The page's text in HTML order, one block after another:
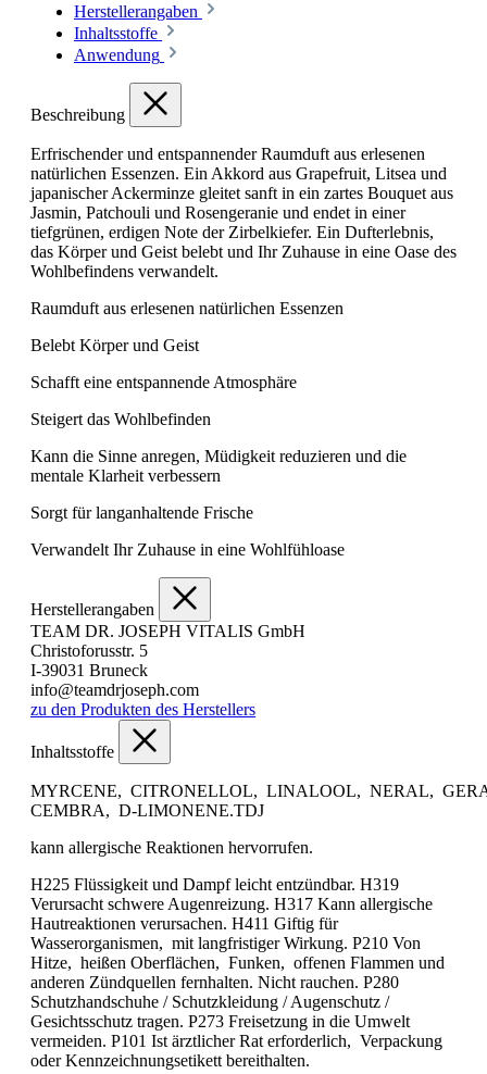
Herstellerangaben
Inhaltsstoffe
Anwendung
Beschreibung
Erfrischender und entspannender Raumduft aus erlesenen
natürlichen Essenzen. Ein Akkord aus Grapefruit, Litsea und
japanischer Ackerminze gleitet sanft in ein zartes Bouquet aus
Jasmin, Patchouli und Rosengeranie und endet in einer
tiefgrünen, erdigen Note der Zirbelkiefer. Ein Dufterlebnis,
das Körper und Geist belebt und Ihr Zuhause in eine Oase des
Wohlbefindens verwandelt.
Raumduft aus erlesenen natürlichen Essenzen
Belebt Körper und Geist
Schafft eine entspannende Atmosphäre
Steigert das Wohlbefinden
Kann die Sinne anregen, Müdigkeit reduzieren und die
mentale Klarheit verbessern
Sorgt für langanhaltende Frische
Verwandelt Ihr Zuhause in eine Wohlfühloase
Herstellerangaben
TEAM DR. JOSEPH VITALIS GmbH
Christoforusstr. 5
I-39031 Bruneck
info@teamdrjoseph.com
zu den Produkten des Herstellers
Inhaltsstoffe
MYRCENE, CITRONELLOL, LINALOOL, NERAL,
CEMBRA, D-LIMONENE.TDJ
kann allergische Reaktionen hervorrufen.
H225 Flüssigkeit und Dampf leicht entzündbar. H319
Verursacht schwere Augenreizung. H317 Kann allergische
Hautreaktionen verursachen. H411 Giftig für
Wasserorganismen, mit langfristiger Wirkung. P210 Von
Hitze, heißen Oberflächen, Funken, offenen Flammen und
anderen Zündquellen fernhalten. Nicht rauchen. P280
Schutzhandschuhe / Schutzkleidung / Augenschutz /
Gesichtsschutz tragen. P273 Freisetzung in die Umwelt
vermeiden. P101 Ist ärztlicher Rat erforderlich, Verpackung
oder Kennzeichnungsetikett bereithalten.